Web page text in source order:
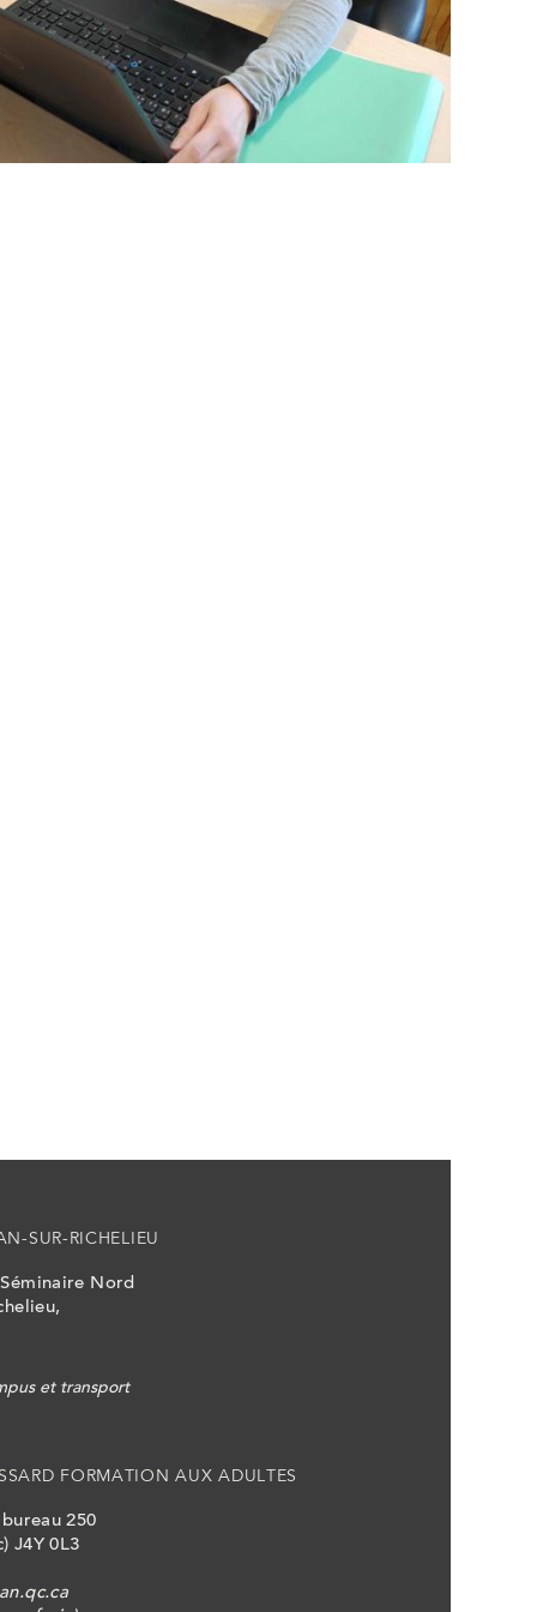
SUR-RICHELIEU
Nord
et transport
FORMATION AUX ADULTES
250
J4Y 0L3